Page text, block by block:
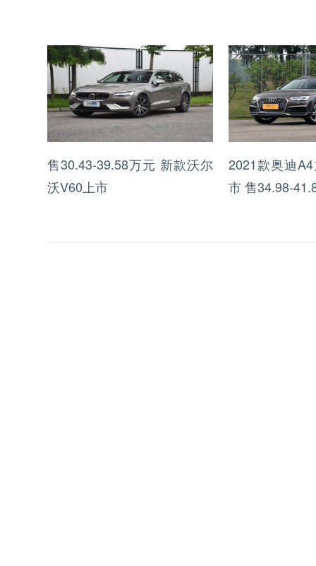
售30.43-39.58万元 新款沃尔
沃V60上市
2021款奥迪
市 售34.98-